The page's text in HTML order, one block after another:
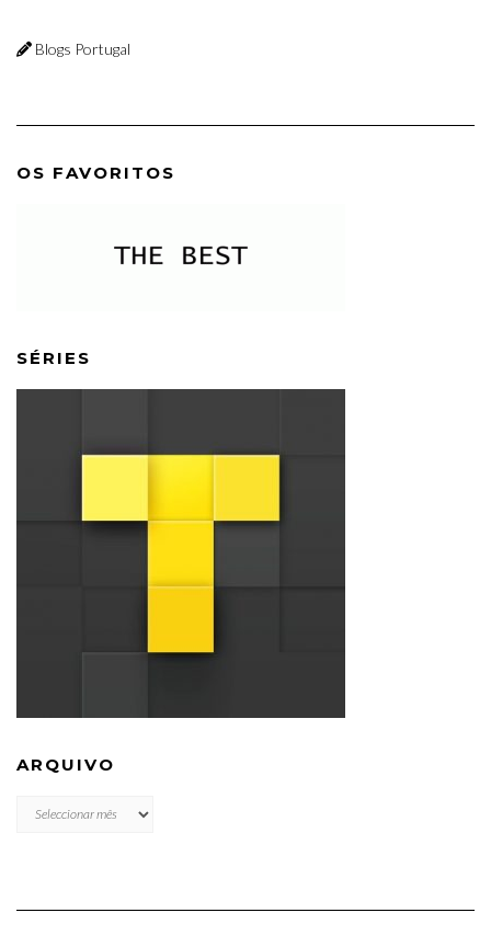
Blogs Portugal
OS FAVORITOS
SÉRIES
ARQUIVO
ARQUIVO